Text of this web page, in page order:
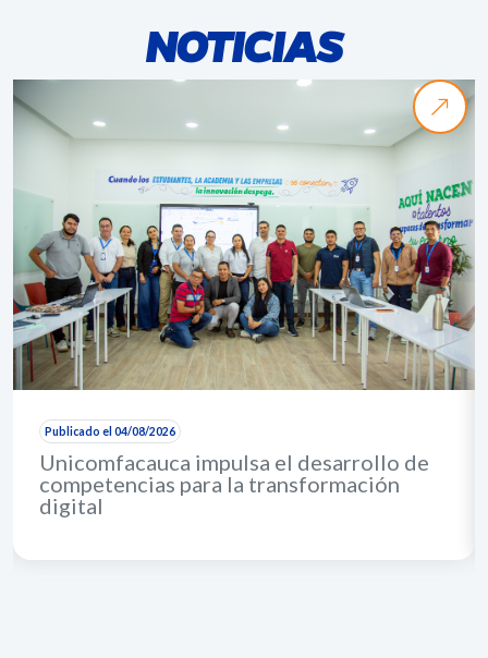
NOTICIAS
Publicado el 04/08/2026
Unicomfacauca impulsa el desarrollo de
competencias para la transformación
digital